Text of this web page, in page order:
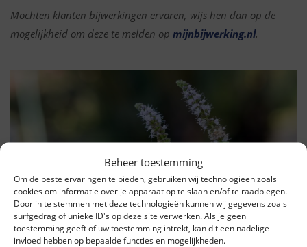
Beheer toestemming
Om de beste ervaringen te bieden, gebruiken wij technologieën zoals
cookies om informatie over je apparaat op te slaan en/of te raadplegen.
Door in te stemmen met deze technologieën kunnen wij gegevens zoals
surfgedrag of unieke ID's op deze site verwerken. Als je geen
toestemming geeft of uw toestemming intrekt, kan dit een nadelige
invloed hebben op bepaalde functies en mogelijkheden.
Mochten klanten bijwerkingen ervaren, wijs hen dan op de
mogelijkheid om deze te melden op mijnbijwerking.nl.